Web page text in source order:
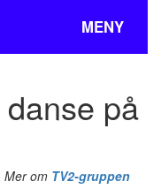
MENY
på
Mer om TV2-gruppen